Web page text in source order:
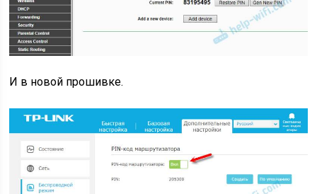
И в новой прошивке.